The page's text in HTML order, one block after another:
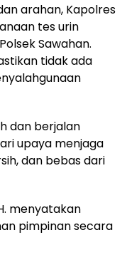
arahan, Kapolres
tes urin
Sawahan.
tidak ada
dan berjalan
upaya menjaga
dan bebas dari
menyatakan
pimpinan secara